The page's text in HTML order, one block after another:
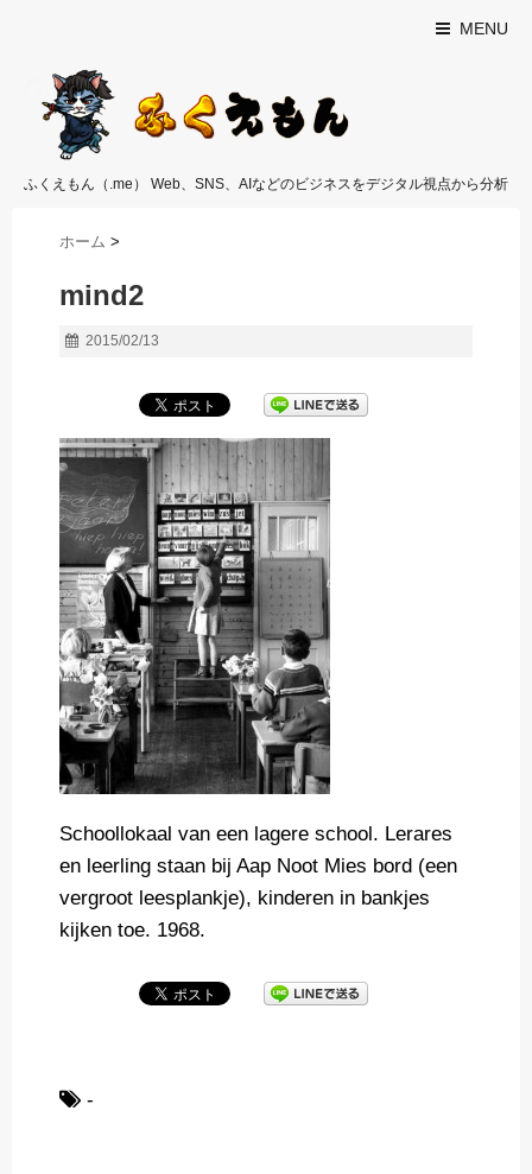
MENU
ふくえもん（.me） Web、SNS、AIなどのビジネスをデジタル視点から分析
ホーム >
mind2
2015/02/13
Schoollokaal van een lagere school. Lerares
en leerling staan bij Aap Noot Mies bord (een
vergroot leesplankje), kinderen in bankjes
kijken toe. 1968.
-